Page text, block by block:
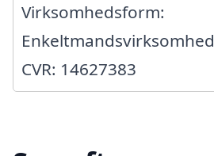
Virksomhedsform:
Enkeltmandsvirksomhed
CVR: 14627383